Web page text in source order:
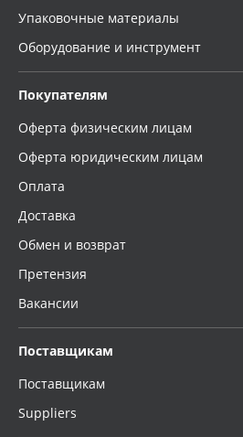
Упаковочные материалы
Оборудование и инструмент
Покупателям
Оферта физическим лицам
Оферта юридическим лицам
Оплата
Доставка
Обмен и возврат
Претензия
Вакансии
Поставщикам
Поставщикам
Suppliers